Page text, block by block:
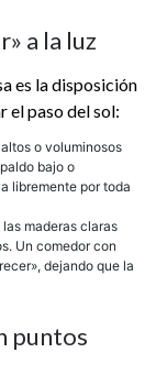
a la luz
es la disposición
el paso del sol:
o voluminosos
bajo o
libremente por toda
maderas claras
Un comedor con
dejando que la
puntos